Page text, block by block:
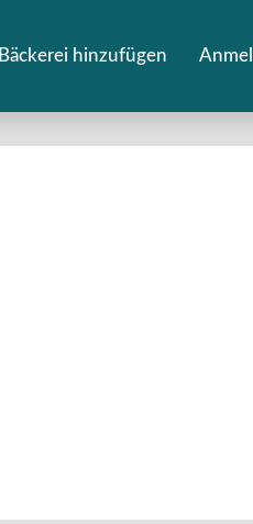
Bäckerei hinzufügen